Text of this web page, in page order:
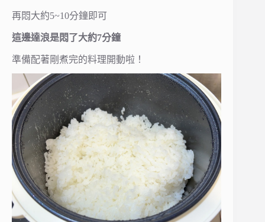
再悶大約5~10分鐘即可
這邊達浪是悶了大約7分鐘
準備配著剛煮完的料理開動啦！